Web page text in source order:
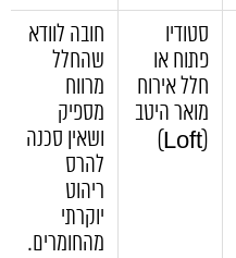
סטודיו
פתוח או
חלל אירוח
מואר היטב
(Loft)
חובה לוודא
שהחלל
מרווח
מספיק
ושאין סכנה
להרס
ריהוט
יוקרתי
מהחומרים.